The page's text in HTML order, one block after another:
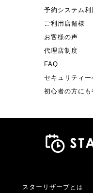
予約システム
ご利用店舗様
お客様の声
代理店制度
FAQ
セキュリティー
初心者の方にも
スターリザーブとは